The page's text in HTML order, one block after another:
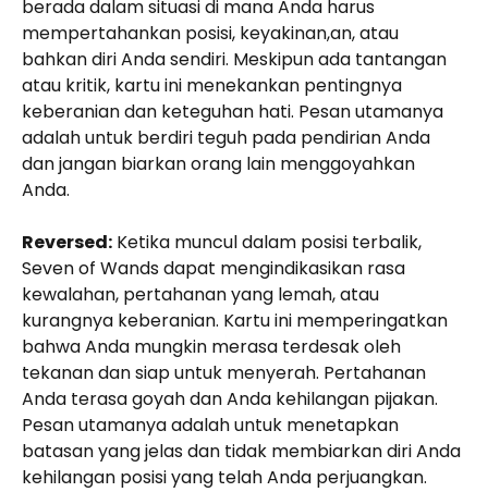
berada dalam situasi di mana Anda harus
mempertahankan posisi, keyakinan,an, atau
bahkan diri Anda sendiri. Meskipun ada tantangan
atau kritik, kartu ini menekankan pentingnya
keberanian dan keteguhan hati. Pesan utamanya
adalah untuk berdiri teguh pada pendirian Anda
dan jangan biarkan orang lain menggoyahkan
Anda.
Reversed: Ketika muncul dalam posisi terbalik,
Seven of Wands dapat mengindikasikan rasa
kewalahan, pertahanan yang lemah, atau
kurangnya keberanian. Kartu ini memperingatkan
bahwa Anda mungkin merasa terdesak oleh
tekanan dan siap untuk menyerah. Pertahanan
Anda terasa goyah dan Anda kehilangan pijakan.
Pesan utamanya adalah untuk menetapkan
batasan yang jelas dan tidak membiarkan diri Anda
kehilangan posisi yang telah Anda perjuangkan.